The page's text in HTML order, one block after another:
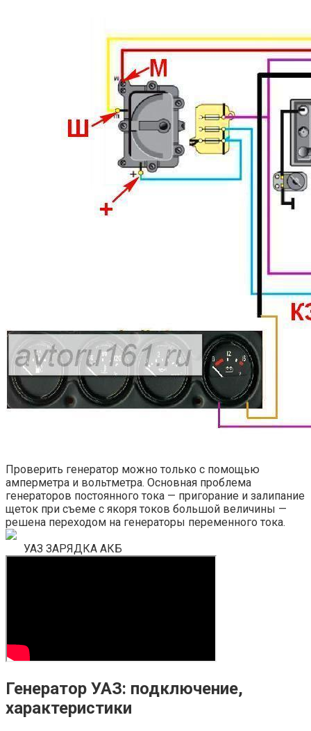
Проверить генератор можно только с помощью
амперметра и вольтметра. Основная проблема
генераторов постоянного тока — пригорание и залипание
щеток при съеме с якоря токов большой величины —
решена переходом на генераторы переменного тока.
УАЗ ЗАРЯДКА АКБ
Генератор УАЗ: подключение,
характеристики